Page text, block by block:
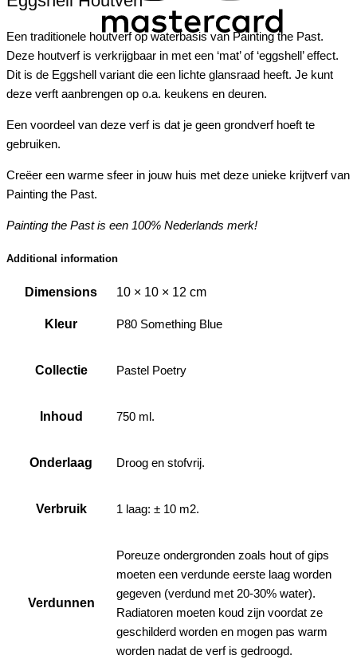
Een traditionele houtverf op waterbasis van Painting the Past.
Deze houtverf is verkrijgbaar in met een ‘mat’ of ‘eggshell’ effect.
Dit is de Eggshell variant die een lichte glansraad heeft. Je kunt
deze verft aanbrengen op o.a. keukens en deuren.
Een voordeel van deze verf is dat je geen grondverf hoeft te
gebruiken.
Creëer een warme sfeer in jouw huis met deze unieke krijtverf van
Painting the Past.
Painting the Past is een 100% Nederlands merk!
Additional information
Dimensions 10 × 10 × 12 cm
Kleur P80 Something Blue
Collectie Pastel Poetry
Inhoud 750 ml.
Onderlaag Droog en stofvrij.
Verbruik 1 laag: ± 10 m2.
Verdunnen
Poreuze ondergronden zoals hout of gips
moeten een verdunde eerste laag worden
gegeven (verdund met 20-30% water).
Radiatoren moeten koud zijn voordat ze
geschilderd worden en mogen pas warm
worden nadat de verf is gedroogd.